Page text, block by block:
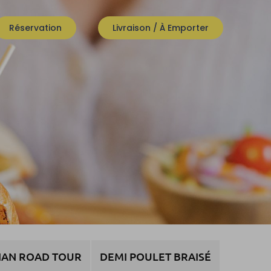
Réservation Livraison / À Emporter
ROAD TOUR DEMI POULET BRAISÉ